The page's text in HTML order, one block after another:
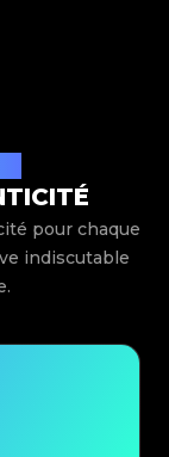
pour chaque
indiscutable